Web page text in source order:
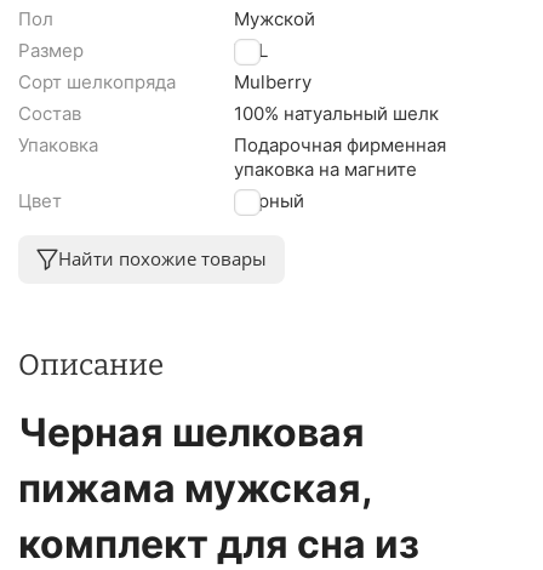
Пол
Мужской
Размер
XXL
Сорт шелкопряда
Mulberry
Состав
100% натуальный шелк
Упаковка
Подарочная фирменная
упаковка на магните
Цвет
Черный
Найти похожие товары
Описание
Черная шелковая
пижама мужская,
комплект для сна из